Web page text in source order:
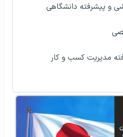
و پیشرفته دانشگاهی
مدیریت کسب و کار